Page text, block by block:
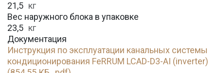
21,5 кг
Вес наружного блока в упаковке
23,5 кг
Документация
Инструкция по эксплуатации канальных системы
кондиционирования FeRRUM LCAD-D3-AI (inverter)